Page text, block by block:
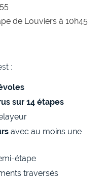
de Louviers à 10h45
:
sur 14 étapes
avec au moins une
étape
traversés